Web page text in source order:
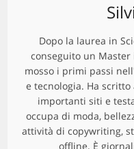
Dopo la laurea in
conseguito un Master
mosso i primi passi
e tecnologia. Ha
importanti siti e
occupa di moda,
attività di copywriting,
offline. È